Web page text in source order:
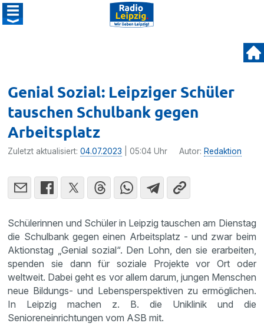
Genial Sozial: Leipziger Schüler
tauschen Schulbank gegen
Arbeitsplatz
Zuletzt aktualisiert:04.07.2023 | 05:04 Uhr Autor: Redaktion
Schülerinnen und Schüler in Leipzig tauschen am Dienstag
die Schulbank gegen einen Arbeitsplatz - und zwar beim
Aktionstag „Genial sozial“. Den Lohn, den sie erarbeiten,
spenden sie dann für soziale Projekte vor Ort oder
weltweit. Dabei geht es vor allem darum, jungen Menschen
neue Bildungs- und Lebensperspektiven zu ermöglichen.
In Leipzig machen z. B. die Uniklinik und die
Senioreneinrichtungen vom ASB mit.